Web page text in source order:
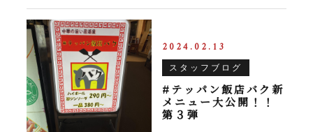
2024.02.13
スタッフブログ
#テッパン飯店バク新
メニュー大公開！！
第３弾